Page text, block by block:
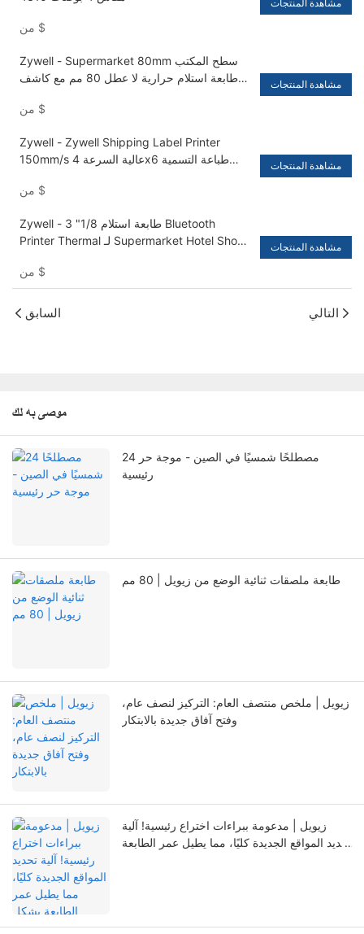
$
مشاهدة المنتجات
Zywell - Supermarket 80mm سطح المكتب
طابعة استلام حرارية لا عطل 80 مم مع كاشف
$
مشاهدة المنتجات
Zywell - Zywell Shipping Label Printer
150mm/s عالية السرعة 4x6 طباعة التسمية
$
مشاهدة المنتجات
Zywell - 3 "1/8 طابعة استلام Bluetooth
Printer Thermal لـ Supermarket Hotel Shop
$
مشاهدة المنتجات
السابق التالي
موصى به لك
24 مصطلحًا شمسيًا في الصين - موجة حر
رئيسية
طابعة ملصقات ثنائية الوضع من زيويل | 80 مم
زيويل | ملخص منتصف العام: التركيز لنصف عام،
وفتح آفاق جديدة بالابتكار
زيويل | مدعومة ببراءات اختراع رئيسية! آلية
تحديد المواقع الجديدة كليًا، مما يطيل عمر الطابعة